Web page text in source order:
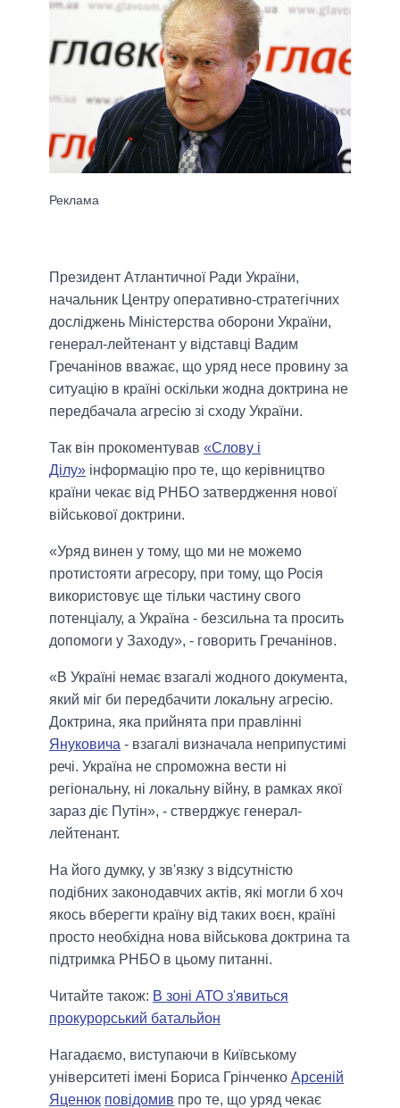
Президент Атлантичної Ради України,
начальник Центру оперативно-стратегічних
досліджень Міністерства оборони України,
генерал-лейтенант у відставці Вадим
Гречанінов вважає, що уряд несе провину за
ситуацію в країні оскільки жодна доктрина не
передбачала агресію зі сходу України.
Так він прокоментував «Слову і
Ділу» інформацію про те, що керівництво
країни чекає від РНБО затвердження нової
військової доктрини.
«Уряд винен у тому, що ми не можемо
протистояти агресору, при тому, що Росія
використовує ще тільки частину свого
потенціалу, а Україна - безсильна та просить
допомоги у Заходу», - говорить Гречанінов.
«В Україні немає взагалі жодного документа,
який міг би передбачити локальну агресію.
Доктрина, яка прийнята при правлінні
Януковича - взагалі визначала неприпустимі
речі. Україна не спроможна вести ні
регіональну, ні локальну війну, в рамках якої
зараз діє Путін», - стверджує генерал-
лейтенант.
На його думку, у зв'язку з відсутністю
подібних законодавчих актів, які могли б хоч
якось вберегти країну від таких воєн, країні
просто необхідна нова військова доктрина та
підтримка РНБО в цьому питанні.
Читайте також: В зоні АТО з'явиться
прокурорський батальйон
Нагадаємо, виступаючи в Київському
університеті імені Бориса Грінченко Арсеній
Яценюк повідомив про те, що уряд чекає